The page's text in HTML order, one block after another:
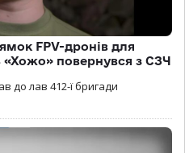
FPV-дронів для
повернувся з СЗЧ
до лав 412-ї бригади